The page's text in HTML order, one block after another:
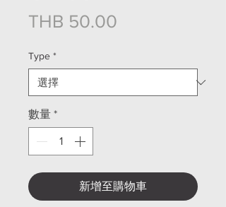
THB 50.00
Type *
數量 *
新增至購物車